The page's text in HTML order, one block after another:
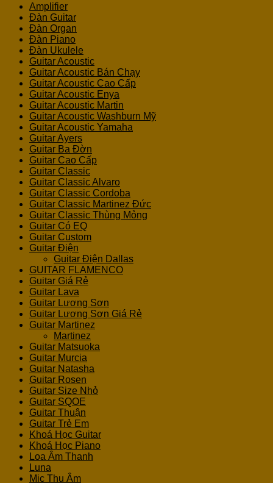
Amplifier
Đàn Guitar
Đàn Organ
Đàn Piano
Đàn Ukulele
Guitar Acoustic
Guitar Acoustic Bán Chạy
Guitar Acoustic Cao Cấp
Guitar Acoustic Enya
Guitar Acoustic Martin
Guitar Acoustic Washburn Mỹ
Guitar Acoustic Yamaha
Guitar Ayers
Guitar Ba Đờn
Guitar Cao Cấp
Guitar Classic
Guitar Classic Alvaro
Guitar Classic Cordoba
Guitar Classic Martinez Đức
Guitar Classic Thùng Mỏng
Guitar Có EQ
Guitar Custom
Guitar Điện
Guitar Điện Dallas
GUITAR FLAMENCO
Guitar Giá Rẻ
Guitar Lava
Guitar Lương Sơn
Guitar Lương Sơn Giá Rẻ
Guitar Martinez
Martinez
Guitar Matsuoka
Guitar Murcia
Guitar Natasha
Guitar Rosen
Guitar Size Nhỏ
Guitar SQOE
Guitar Thuận
Guitar Trẻ Em
Khoá Học Guitar
Khoá Học Piano
Loa Âm Thanh
Luna
Mic Thu Âm